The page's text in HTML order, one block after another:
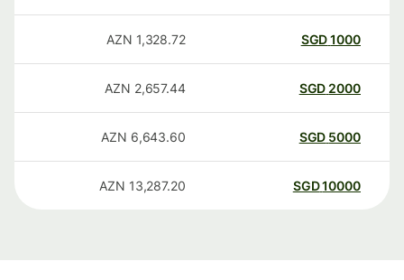
1000
SGD
1,328.72
AZN
2000
SGD
2,657.44
AZN
5000
SGD
6,643.60
AZN
10000
SGD
13,287.20
AZN